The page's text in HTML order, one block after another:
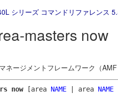
シリーズ コマンドリファレンス
masters now
ネージメントフレームワーク（
now [area NAME | area NAME